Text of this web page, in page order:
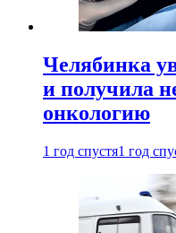
Челябинка
и получила
онкологию
1 год спустя1 год